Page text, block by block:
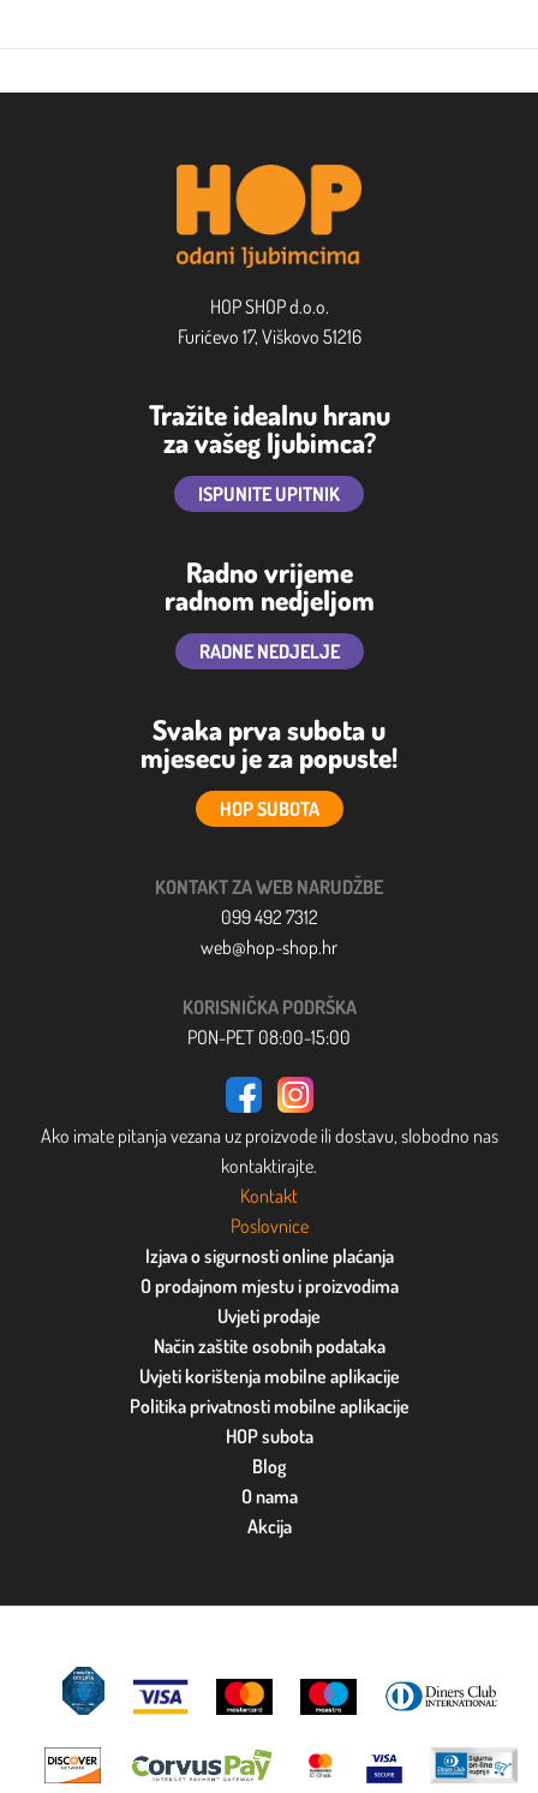
HOP SHOP d.o.o.
Furićevo 17, Viškovo 51216
Tražite idealnu hranu
za vašeg ljubimca?
ISPUNITE UPITNIK
Radno vrijeme
radnom nedjeljom
RADNE NEDJELJE
Svaka prva subota u
mjesecu je za popuste!
HOP SUBOTA
KONTAKT ZA WEB NARUDŽBE
099 492 7312
web@hop-shop.hr
KORISNIČKA PODRŠKA
PON-PET 08:00-15:00
Ako imate pitanja vezana uz proizvode ili dostavu, slobodno nas
kontaktirajte.
Kontakt
Poslovnice
Izjava o sigurnosti online plaćanja
O prodajnom mjestu i proizvodima
Uvjeti prodaje
Način zaštite osobnih podataka
Uvjeti korištenja mobilne aplikacije
Politika privatnosti mobilne aplikacije
HOP subota
Blog
O nama
Akcija